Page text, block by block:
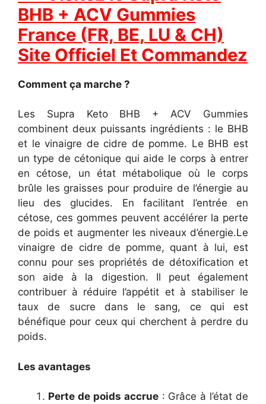
BHB + ACV Gummies
France (FR, BE, LU & CH)
Site Officiel Et Commandez
Comment ça marche ?
Les Supra Keto BHB + ACV Gummies
combinent deux puissants ingrédients : le BHB
et le vinaigre de cidre de pomme. Le BHB est
un type de cétonique qui aide le corps à entrer
en cétose, un état métabolique où le corps
brûle les graisses pour produire de l’énergie au
lieu des glucides. En facilitant l’entrée en
cétose, ces gommes peuvent accélérer la perte
de poids et augmenter les niveaux d’énergie.Le
vinaigre de cidre de pomme, quant à lui, est
connu pour ses propriétés de détoxification et
son aide à la digestion. Il peut également
contribuer à réduire l’appétit et à stabiliser le
taux de sucre dans le sang, ce qui est
bénéfique pour ceux qui cherchent à perdre du
poids.
Les avantages
Perte de poids accrue: Grâce à l’état de